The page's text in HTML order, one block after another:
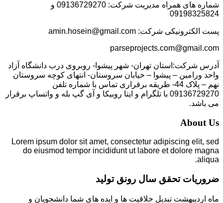
شماره های همراه مدیریت شرکت: 09136729270 و
09198325824
پست الکترونیکی شرکت: amin.hosein@gmail.com
parseprojects.com@gmail.com
آدرس شرکت:استان تهران- شهر پیشوا- روبروی درب دانشگاه آزاد
واحد ورامین – پیشوا – خیابان سروستان- انتهای کوچه سروستان
نهم – پلاک 44- طریقه برقراری تماس با شماره تلفن
09136729270 با تلگرام و ایتا روبیکا و آی گپ بله و واتساپ برقرار
می باشد.
About Us
Lorem ipsum dolor sit amet, consectetur adipiscing elit, sed
do eiusmod tempor incididunt ut labore et dolore magna
aliqua.
ضروریات تحقق سال رونق تولید
ماه اردیبهشت تبدیل خلاقیت ها و ایده های شما دانشجویان و